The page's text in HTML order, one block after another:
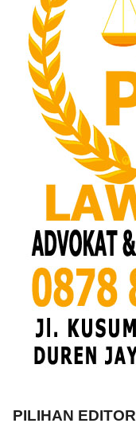
PILIHAN EDITOR